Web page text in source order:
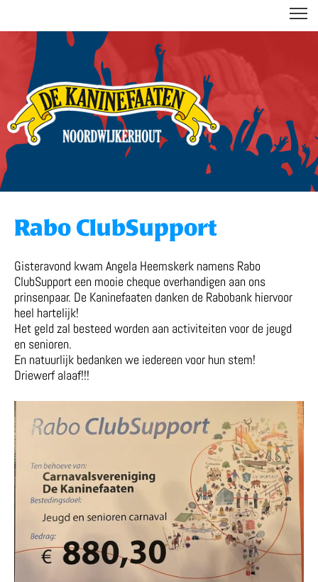
Rabo ClubSupport
Gisteravond kwam Angela Heemskerk namens Rabo
ClubSupport een mooie cheque overhandigen aan ons
prinsenpaar. De Kaninefaaten danken de Rabobank hiervoor
heel hartelijk!
Het geld zal besteed worden aan activiteiten voor de jeugd
en senioren.
En natuurlijk bedanken we iedereen voor hun stem!
Driewerf alaaf!!!